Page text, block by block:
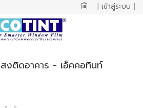
| เข้าสู่ระบบ |
งติดอาคาร - เอ็คคอทินท์